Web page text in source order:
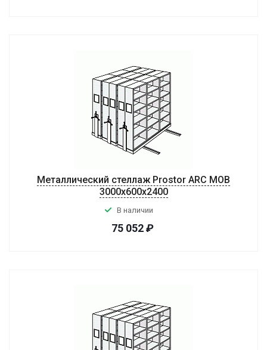
Металлический стеллаж Prostor ARC MOB
3000x600x2400
В наличии
75 052₽